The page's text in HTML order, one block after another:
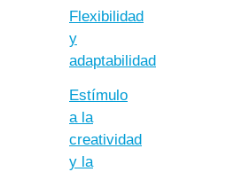
Flexibilidad
y
adaptabilidad
Estímulo
a la
creatividad
y la